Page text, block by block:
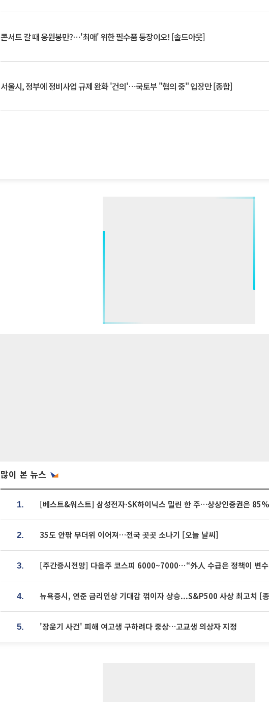
콘서트 갈 때 응원봉만?⋯'최애' 위한 필수품 등장이오! [솔드아웃]
서울시, 정부에 정비사업 규제 완화 '건의'⋯국토부 "협의 중" 입장만 [종합]
많이 본 뉴스
1. [베스트&워스트] 삼성전자·SK하이닉스 밀린 한 주…상상인증권은
2. 35도 안팎 무더위 이어져…전국 곳곳 소나기 [오늘 날씨]
3. [주간증시전망] 다음주 코스피 6000~7000⋯“外人 수급은 정책이 변
4. 뉴욕증시, 연준 금리인상 기대감 꺾이자 상승...S&P500 사상 최고치 [
5. '장윤기 사건' 피해 여고생 구하려다 중상…고교생 의상자 지정